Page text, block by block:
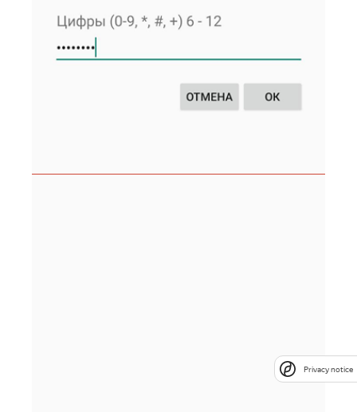
Privacy notice